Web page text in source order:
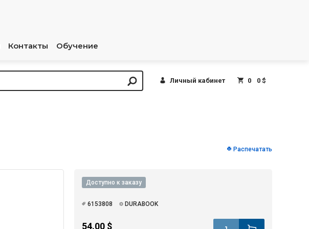
Контакты Обучение
Личный кабинет 0 0 $
Распечатать
Доступно к заказу
6153808 DURABOOK
54.00 $